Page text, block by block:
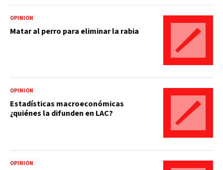
OPINIÓN
Matar al perro para eliminar la rabia
OPINIÓN
Estadísticas macroeconómicas
¿quiénes la difunden en LAC?
OPINIÓN